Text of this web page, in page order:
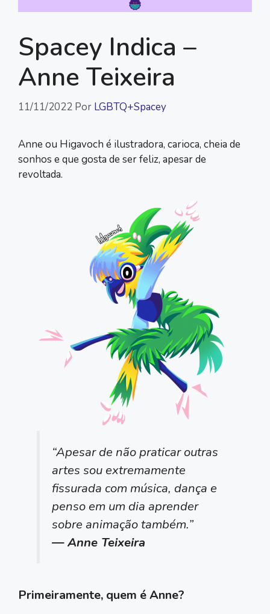
Spacey Indica –
Anne Teixeira
11/11/2022 Por LGBTQ+Spacey
Anne ou Higavoch é ilustradora, carioca, cheia de
sonhos e que gosta de ser feliz, apesar de
revoltada.
“Apesar de não praticar outras
artes sou extremamente
fissurada com música, dança e
penso em um dia aprender
sobre animação também.”
— Anne Teixeira
Primeiramente, quem é Anne?